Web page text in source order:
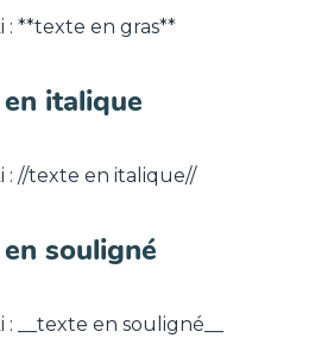
: **texte en gras**
italique
: //texte en italique//
souligné
__texte en souligné__